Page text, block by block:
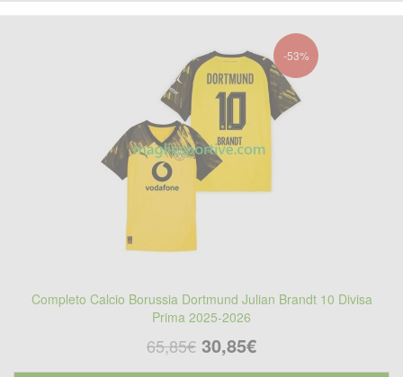
-53%
Completo Calcio Borussia Dortmund Julian Brandt 10 Divisa
Prima 2025-2026
65,85€ 30,85€